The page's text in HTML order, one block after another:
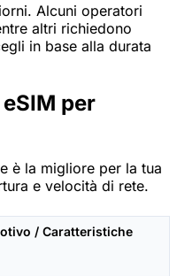
Alcuni operatori
altri richiedono
in base alla durata
per
è la migliore per la tua
e velocità di rete.
/ Caratteristiche